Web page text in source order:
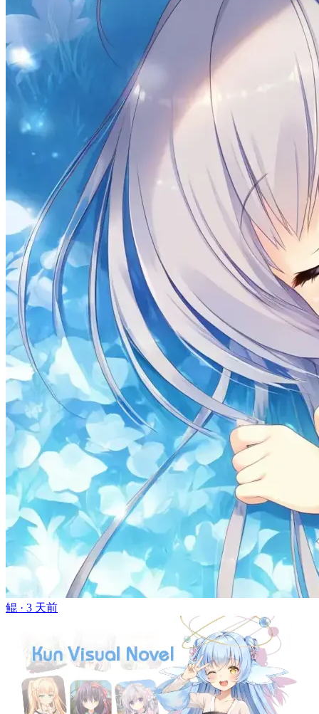
鲲 · 3 天前